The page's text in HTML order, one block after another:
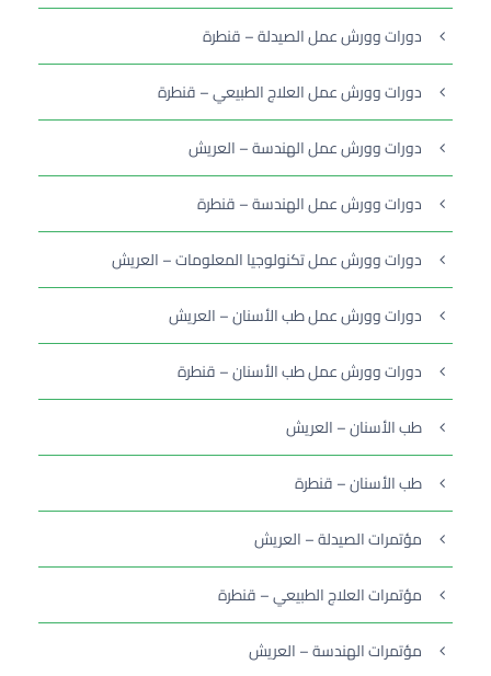
دورات وورش عمل الصيدلة – قنطرة
دورات وورش عمل العلاج الطبيعي – قنطرة
دورات وورش عمل الهندسة – العريش
دورات وورش عمل الهندسة – قنطرة
دورات وورش عمل تكنولوجيا المعلومات – العريش
دورات وورش عمل طب الأسنان – العريش
دورات وورش عمل طب الأسنان – قنطرة
طب الأسنان – العريش
طب الأسنان – قنطرة
مؤتمرات الصيدلة – العريش
مؤتمرات العلاج الطبيعي – قنطرة
مؤتمرات الهندسة – العريش